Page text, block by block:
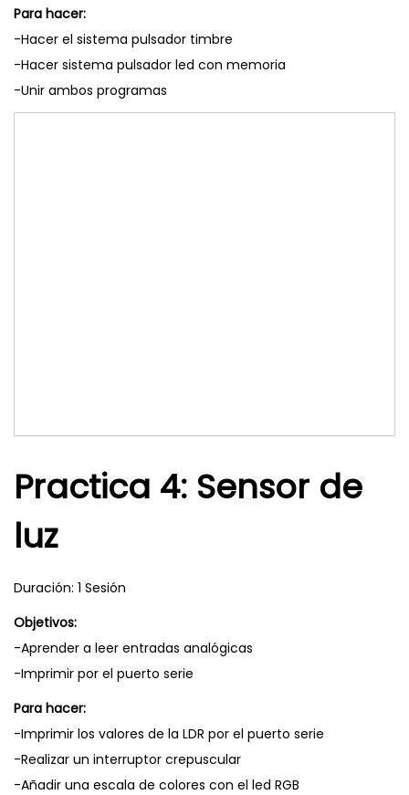
Para hacer:
-Hacer el sistema pulsador timbre
-Hacer sistema pulsador led con memoria
-Unir ambos programas
Practica 4: Sensor de
luz
Duración: 1 Sesión
Objetivos:
-Aprender a leer entradas analógicas
-Imprimir por el puerto serie
Para hacer:
-Imprimir los valores de la LDR por el puerto serie
-Realizar un interruptor crepuscular
-Añadir una escala de colores con el led RGB